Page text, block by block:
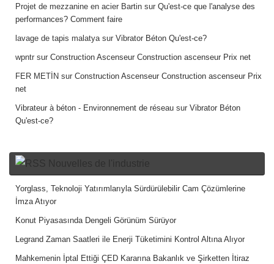
Projet de mezzanine en acier Bartin sur Qu'est-ce que l'analyse des
performances? Comment faire
lavage de tapis malatyasur Vibrator Béton Qu'est-ce?
wpntr sur Construction Ascenseur Construction ascenseur Prix net
FER METİN sur Construction Ascenseur Construction ascenseur Prix
net
Vibrateur à béton - Environnement de réseau sur Vibrator Béton
Qu'est-ce?
Nouvelles de l'industrie
Yorglass, Teknoloji Yatırımlarıyla Sürdürülebilir Cam Çözümlerine
İmza Atıyor
Konut Piyasasında Dengeli Görünüm Sürüyor
Legrand Zaman Saatleri ile Enerji Tüketimini Kontrol Altına Alıyor
Mahkemenin İptal Ettiği ÇED Kararına Bakanlık ve Şirketten İtiraz